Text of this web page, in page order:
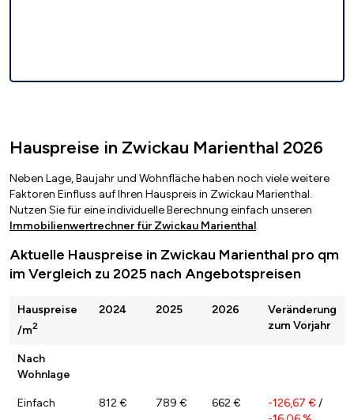
Hauspreise in Zwickau Marienthal 2026
Neben Lage, Baujahr und Wohnfläche haben noch viele weitere
Faktoren Einfluss auf Ihren Hauspreis in Zwickau Marienthal.
Nutzen Sie für eine individuelle Berechnung einfach unseren
Immobilienwertrechner für Zwickau Marienthal.
Aktuelle Hauspreise in Zwickau Marienthal pro qm
im Vergleich zu 2025 nach Angebotspreisen
Hauspreise
/m2
2024 2025 2026
Veränderung
zum Vorjahr
Nach
Wohnlage
Einfach 812 € 789 € 662 € -126,67 € /